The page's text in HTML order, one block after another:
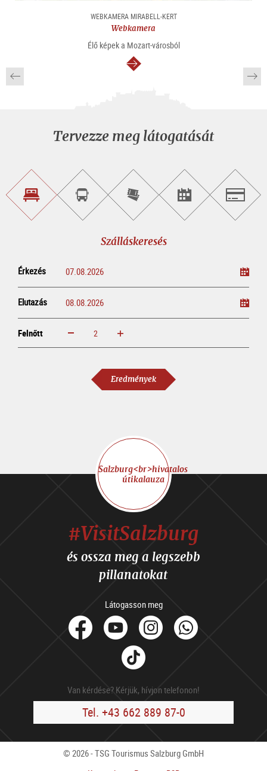
WEBKAMERA MIRABELL-KERT
Webkamera
Élő képek a Mozart-városból
Tovább
Tervezze meg látogatását
SzálláskeresésVárosnéző
túra
foglalása
Online
jegyvásárlás
Rendezvény
keresése
Szálláskeresés
Érkezés
Elutazás
Felnőtt növelem csökkentem
Eredmények
Salzburg<br>hivatalos
útikalauza
#VisitSalzburg
és ossza meg a legszebb
pillanatokat
Látogasson meg
facebook
YoutubeInstagram
Tik
Tok
Van kérdése? Kérjük, hívjon telefonon!
Tel. +43 662 889 87-0
© 2026 - TSG Tourismus Salzburg GmbH